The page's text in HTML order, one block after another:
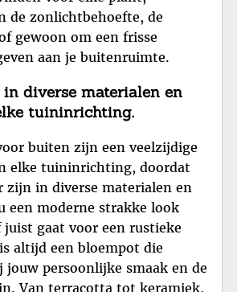
de zonlichtbehoefte, de
gewoon om een frisse
aan je buitenruimte.
diverse materialen en
tuininrichting.
buiten zijn een veelzijdige
elke tuininrichting, doordat
zijn in diverse materialen en
een moderne strakke look
gaat voor een rustieke
altijd een bloempot die
jouw persoonlijke smaak en de
Van terracotta tot keramiek,